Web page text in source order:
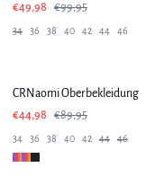
€49,98
€99,95
34 36 38 40 42 44 46
CRNaomi Oberbekleidung
€44,98
€89,95
34 36 38 40 42 44 46